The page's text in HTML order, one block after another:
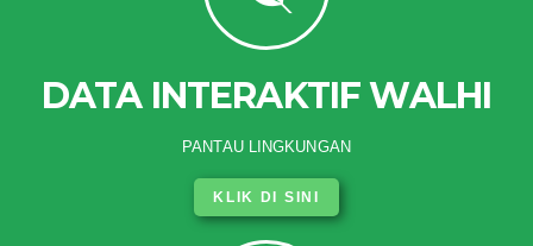
DATA INTERAKTIF WALHI
PANTAU LINGKUNGAN
KLIK DI SINI